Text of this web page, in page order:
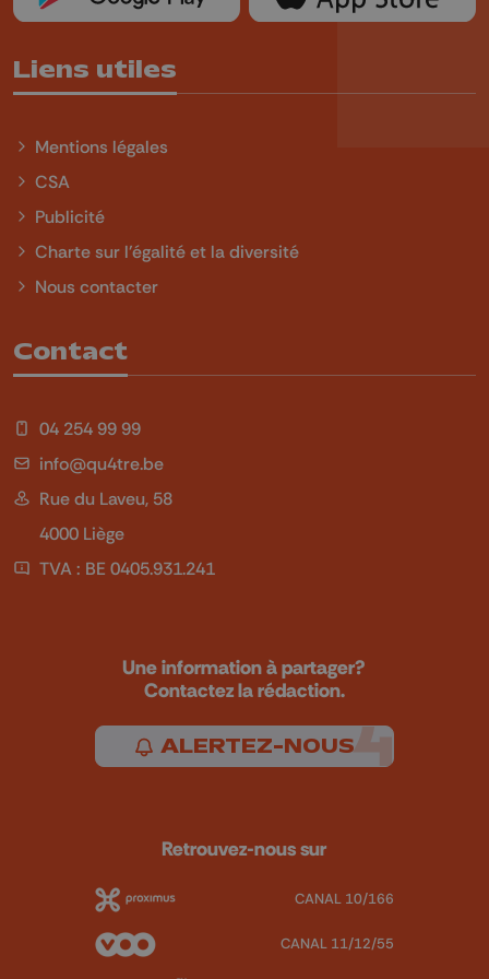
Liens utiles
Mentions légales
CSA
Publicité
Charte sur l'égalité et la diversité
Nous contacter
Contact
04 254 99 99
info@qu4tre.be
Rue du Laveu, 58
4000 Liège
TVA : BE 0405.931.241
Une information à partager?
Contactez la rédaction.
ALERTEZ-NOUS
Retrouvez-nous sur
CANAL 10/166
CANAL 11/12/55